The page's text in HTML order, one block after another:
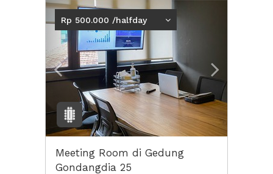
Previous
Rp 500.000 /halfday
Meeting Room di Gedung
Gondangdia 25